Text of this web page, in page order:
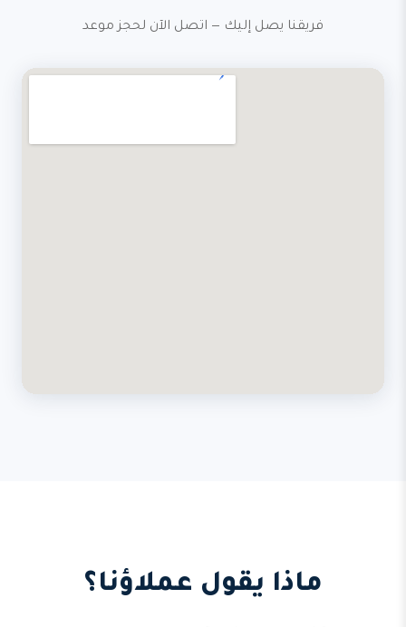
فريقنا يصل إليك — اتصل الآن لحجز موعد
ماذا يقول عملاؤنا؟